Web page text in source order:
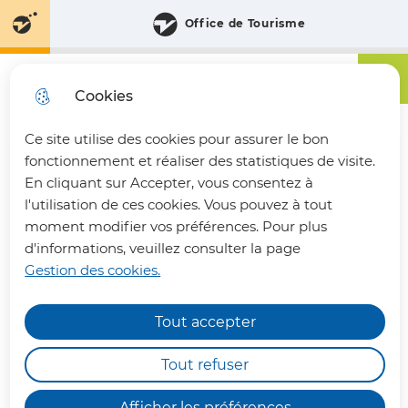
Cookies
Ce site utilise des cookies pour assurer le bon
fonctionnement et réaliser des statistiques de visite.
En cliquant sur Accepter, vous consentez à
l'utilisation de ces cookies. Vous pouvez à tout
moment modifier vos préférences. Pour plus
d'informations, veuillez consulter la page
Gestion des cookies.
Tout accepter
Tout refuser
menu
Aller à la
Aller au
principal
du site
fermer
INFOS PRATIQUES
Les déchèteries intercommunales de Bohain-
en-Vermandois, Joncourt et Vermand,
Office de Tourisme
Communauté de Communes du Pays du Vermandois
Menu principal
Se connecter
Les champs suivis de*sont obligatoires
Nom d'utilisateur